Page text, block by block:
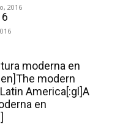
2016
moderna en
modern
America[:gl]A
en